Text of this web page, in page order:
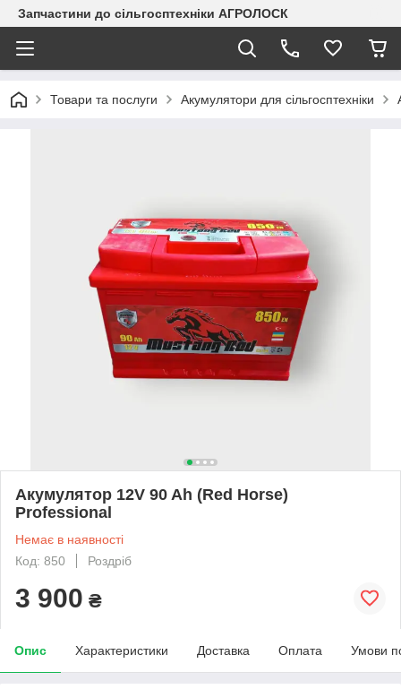
Запчастини до сільгосптехніки АГРОЛОСК
Товари та послуги Акумулятори для сільгосптехніки
Акумулятор 12V 90 Ah (Red Horse)
Professional
Немає в наявності
Код: 850
Роздріб
3 900 ₴
Опис Характеристики Доставка Оплата Умови